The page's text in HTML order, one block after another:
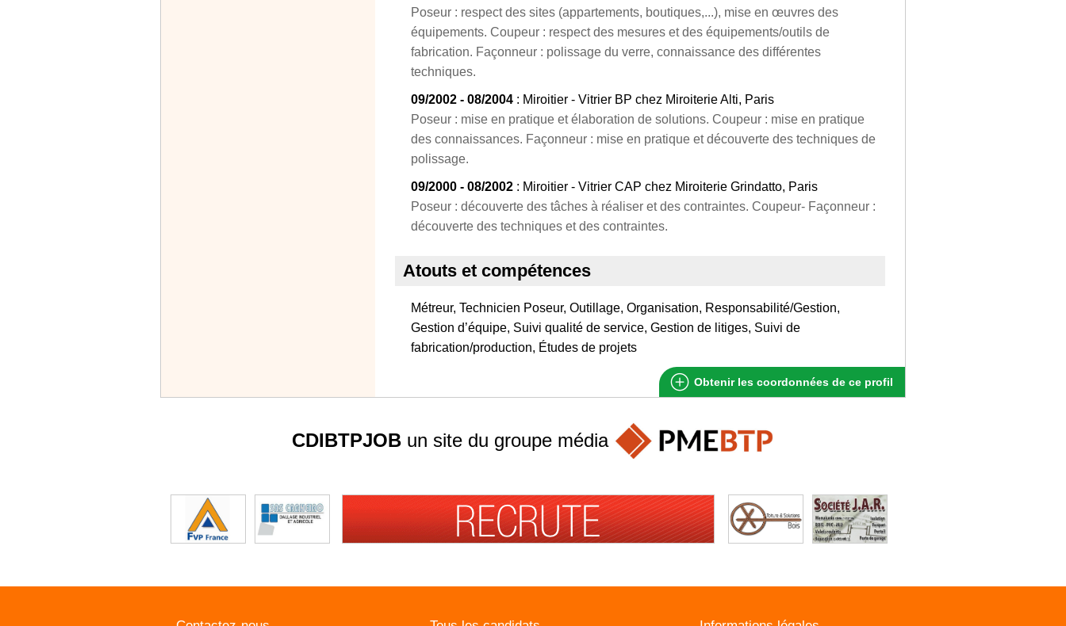
Poseur : respect des sites (appartements, boutiques,...), mise en œuvres des
équipements. Coupeur : respect des mesures et des équipements/outils de
fabrication. Façonneur : polissage du verre, connaissance des différentes
techniques.
09/2002 - 08/2004 : Miroitier - Vitrier BP chez Miroiterie Alti, Paris
Poseur : mise en pratique et élaboration de solutions. Coupeur : mise en pratique
des connaissances. Façonneur : mise en pratique et découverte des techniques de
polissage.
09/2000 - 08/2002 : Miroitier - Vitrier CAP chez Miroiterie Grindatto, Paris
Poseur : découverte des tâches à réaliser et des contraintes. Coupeur- Façonneur :
découverte des techniques et des contraintes.
Atouts et compétences
Métreur, Technicien Poseur, Outillage, Organisation, Responsabilité/Gestion,
Gestion d’équipe, Suivi qualité de service, Gestion de litiges, Suivi de
fabrication/production, Études de projets
Obtenir les coordonnées de ce profil
CDIBTPJOBun site du groupe média